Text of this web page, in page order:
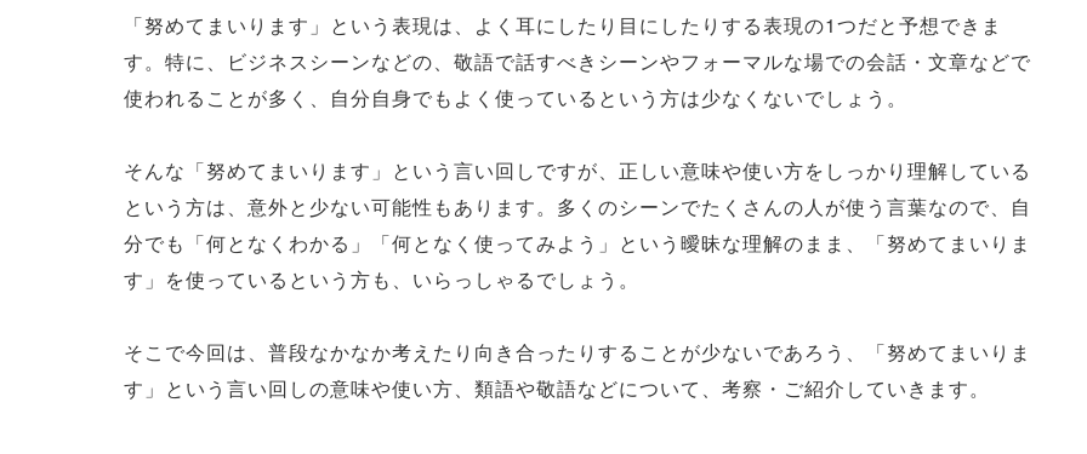
「努めてまいります」という表現は、よく耳にしたり目にしたりする表現の1つだと予想できま
す。特に、ビジネスシーンなどの、敬語で話すべきシーンやフォーマルな場での会話・文章などで
使われることが多く、自分自身でもよく使っているという方は少なくないでしょう。
そんな「努めてまいります」という言い回しですが、正しい意味や使い方をしっかり理解している
という方は、意外と少ない可能性もあります。多くのシーンでたくさんの人が使う言葉なので、自
分でも「何となくわかる」「何となく使ってみよう」という曖昧な理解のまま、「努めてまいりま
す」を使っているという方も、いらっしゃるでしょう。
そこで今回は、普段なかなか考えたり向き合ったりすることが少ないであろう、「努めてまいりま
す」という言い回しの意味や使い方、類語や敬語などについて、考察・ご紹介していきます。